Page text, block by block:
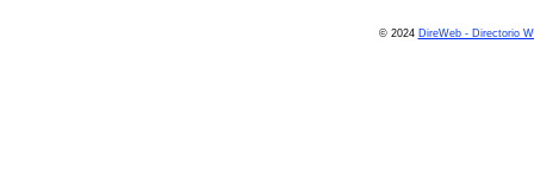
© 2024 DireWeb - Directorio